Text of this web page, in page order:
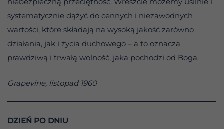
systematycznie dążyć do cennych i niezawodnych
wartości, które składają na wysoką jakość zarówno
działania, jak i życia duchowego – a to oznacza
prawdziwą i trwałą wolność, jaka pochodzi od Boga.
Grapevine, listopad 1960
DZIEŃ PO DNIU